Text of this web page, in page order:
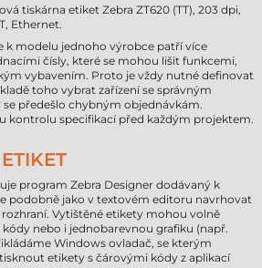
tiskárna etiket Zebra ZT620 (TT), 203 dpi,
Ethernet.
k modelu jednoho výrobce patří více
čísly, které se mohou lišit funkcemi,
vybavením. Proto je vždy nutné definovat
toho vybrat zařízení se správným
předešlo chybným objednávkám.
kontrolu specifikací před každým projektem.
program Zebra Designer dodávaný k
podobně jako v textovém editoru navrhovat
Vytištěné etikety mohou volně
nebo i jednobarevnou grafiku (např.
Windows ovladač, se kterým
etikety s čárovými kódy z aplikací